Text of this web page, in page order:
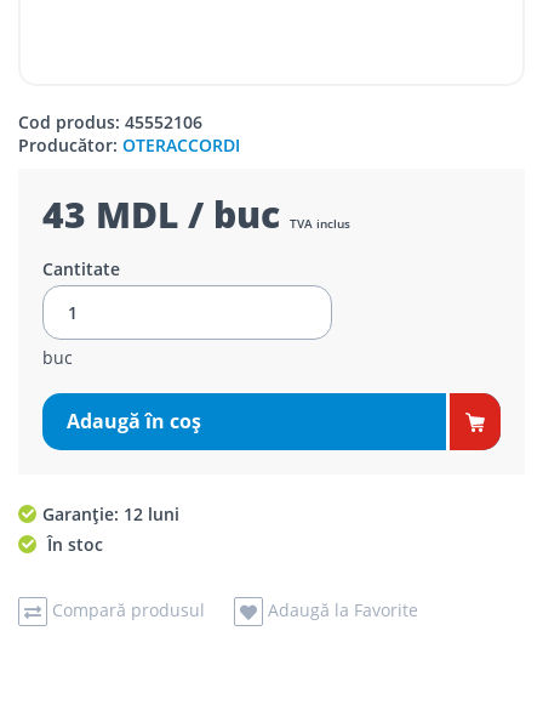
Cod produs: 45552106
Producător: OTERACCORDI
43 MDL / buc TVA inclus
Cantitate
buc
Adaugă în coş
Garanție: 12 luni
În stoc
Compară produsul Adaugă la Favorite